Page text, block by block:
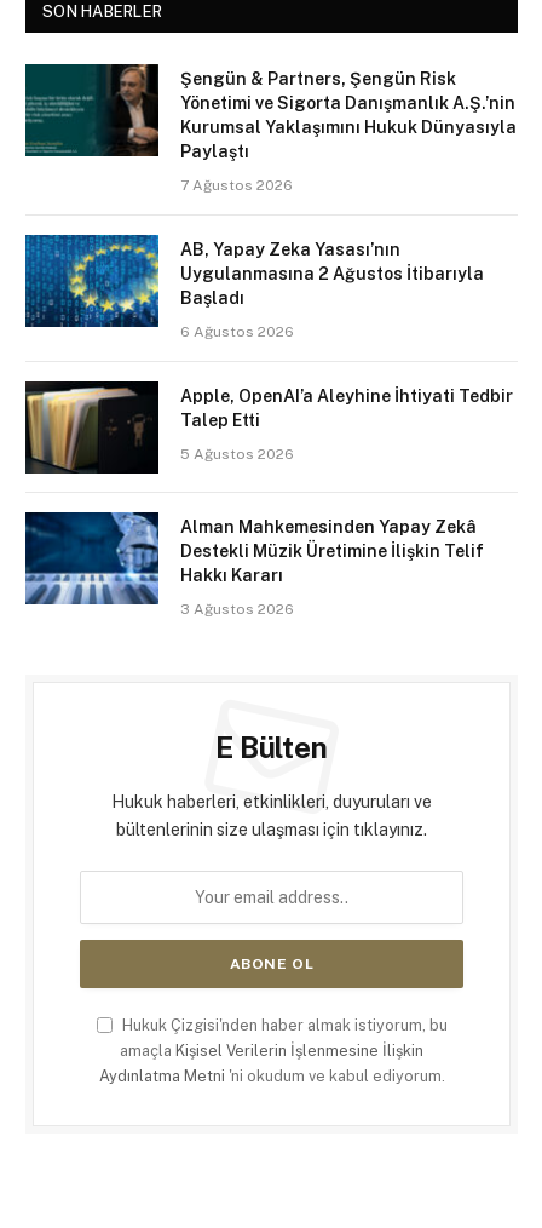
SON HABERLER
Şengün & Partners, Şengün Risk
Yönetimi ve Sigorta Danışmanlık A.Ş.’nin
Kurumsal Yaklaşımını Hukuk Dünyasıyla
Paylaştı
7 Ağustos 2026
AB, Yapay Zeka Yasası’nın
Uygulanmasına 2 Ağustos İtibarıyla
Başladı
6 Ağustos 2026
Apple, OpenAI’a Aleyhine İhtiyati Tedbir
Talep Etti
5 Ağustos 2026
Alman Mahkemesinden Yapay Zekâ
Destekli Müzik Üretimine İlişkin Telif
Hakkı Kararı
3 Ağustos 2026
E Bülten
Hukuk haberleri, etkinlikleri, duyuruları ve
bültenlerinin size ulaşması için tıklayınız.
Hukuk Çizgisi'nden haber almak istiyorum, bu
amaçla Kişisel Verilerin İşlenmesine İlişkin
Aydınlatma Metni 'ni okudum ve kabul ediyorum.